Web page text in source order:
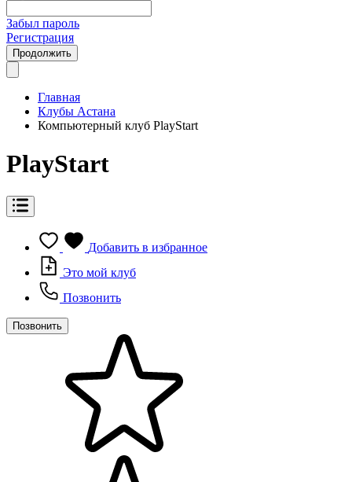
Забыл пароль
Регистрация
Продолжить
Главная
Клубы Астана
Компьютерный клуб PlayStart
PlayStart
Добавить в избранное
Это мой клуб
Позвонить
Позвонить